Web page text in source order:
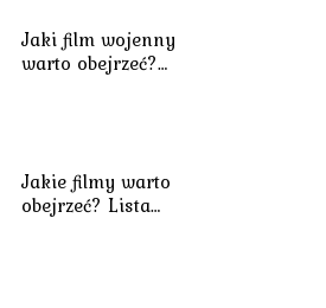
Jaki film wojenny
warto obejrzeć?
Jakie filmy warto
obejrzeć? Lista